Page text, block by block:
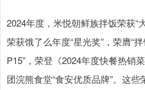
2024年度，米悦朝鲜族拌饭荣获“
荣获饿了么年度“星光奖”，荣膺“
P15”，荣登《2024年度快餐热销
团浣熊食堂“食安优质品牌”。这